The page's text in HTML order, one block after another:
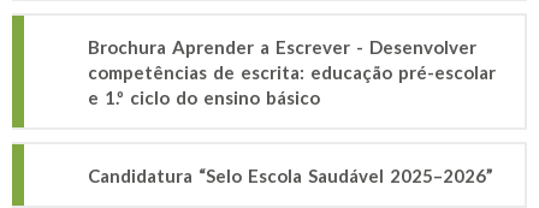
Brochura Aprender a Escrever - Desenvolver
competências de escrita: educação pré-escolar
e 1.º ciclo do ensino básico
Candidatura “Selo Escola Saudável 2025–2026”